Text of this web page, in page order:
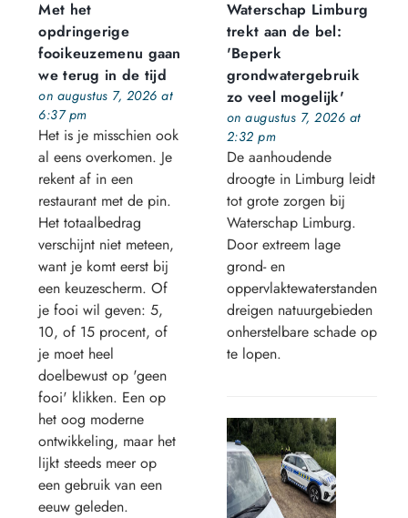
Met het
opdringerige
fooikeuzemenu gaan
we terug in de tijd
on augustus 7, 2026 at
6:37 pm
Het is je misschien ook
al eens overkomen. Je
rekent af in een
restaurant met de pin.
Het totaalbedrag
verschijnt niet meteen,
want je komt eerst bij
een keuzescherm. Of
je fooi wil geven: 5,
10, of 15 procent, of
je moet heel
doelbewust op 'geen
fooi' klikken. Een op
het oog moderne
ontwikkeling, maar het
lijkt steeds meer op
een gebruik van een
eeuw geleden.
Waterschap Limburg
trekt aan de bel:
'Beperk
grondwatergebruik
zo veel mogelijk'
on augustus 7, 2026 at
2:32 pm
De aanhoudende
droogte in Limburg leidt
tot grote zorgen bij
Waterschap Limburg.
Door extreem lage
grond- en
oppervlaktewaterstanden
dreigen natuurgebieden
onherstelbare schade op
te lopen.